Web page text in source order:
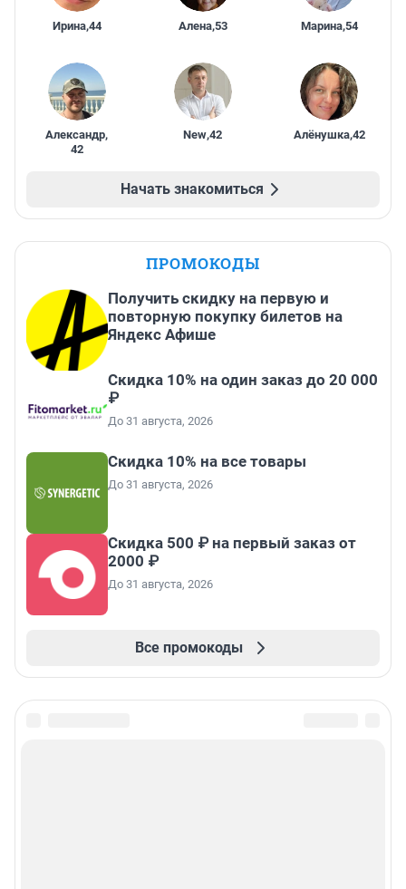
Ирина,44 Алена,53 Марина,54
Александр,
42
New,42 Алёнушка,42
Начать знакомиться
ПРОМОКОДЫ
Получить скидку на первую и
повторную покупку билетов на
Яндекс Афише
Скидка 10% на один заказ до 20 000
₽
До 31 августа, 2026
Скидка 10% на все товары
До 31 августа, 2026
Скидка 500 ₽ на первый заказ от
2000 ₽
До 31 августа, 2026
Все промокоды